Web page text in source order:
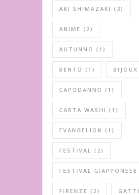
AKI SHIMAZAKI (3)
ANIME (2)
AUTUNNO (1)
BENTO (1) BIJOUX
CAPODANNO (1)
CARTA WASHI (1)
EVANGELION (1)
FESTIVAL (2)
FESTIVAL GIAPPONESE
FIRENZE (2) GATTI